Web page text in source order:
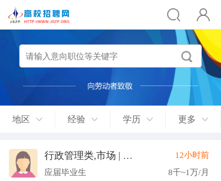
地区 经验 学历 更多
行政管理类,市场 | 媒介 | 广告 | 设计,人事/行政/后勤
12小时前
应届毕业生
8千~1万/月